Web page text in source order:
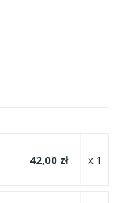
42,00 zł x 1